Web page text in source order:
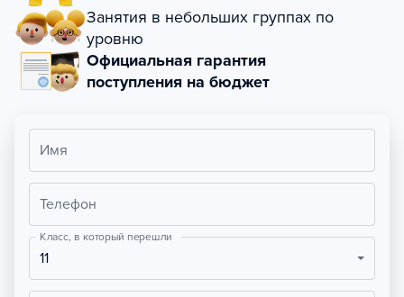
Занятия в небольших группах по
уровню
Официальная гарантия
поступления на бюджет
Имя
Телефон
Класс, в который перешли
11